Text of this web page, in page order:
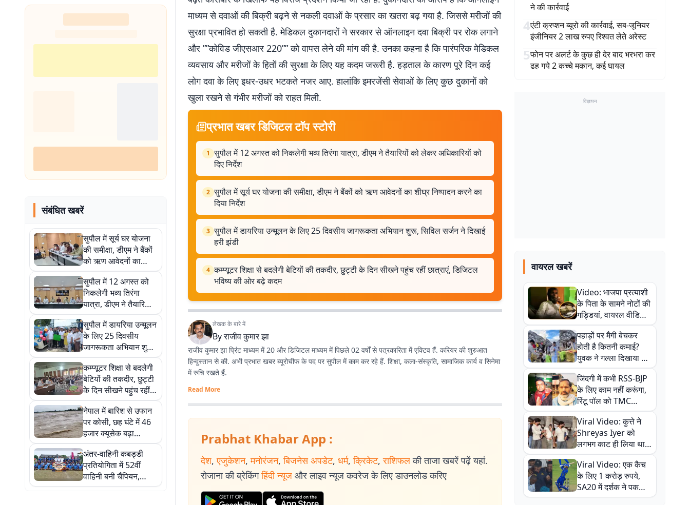
प्राण-प्रतिष्ठा महोत्सव
शुरू
संबंधित खबरें
सुपौल में सूर्य घर योजना
की समीक्षा, डीएम ने बैंकों
को ऋण आवेदनों का
शीघ्र निष्पादन करने का
दिया निर्देश
सुपौल में 12 अगस्त को
निकलेगी भव्य तिरंगा
यात्रा, डीएम ने तैयारियों
को लेकर अधिकारियों को
दिए निर्देश
सुपौल में डायरिया उन्मूलन
के लिए 25 दिवसीय
जागरूकता अभियान शुरू,
सिविल सर्जन ने दिखाई
हरी झंडी
कम्प्यूटर शिक्षा से बदलेगी
बेटियों की तकदीर, छुट्टी
के दिन सीखने पहुंच रहीं
छात्राएं, डिजिटल भविष्य
की ओर बढ़े कदम
नेपाल में बारिश से उफान
पर कोसी, छह घंटे में 46
हजार क्यूसेक बढ़ा
जलप्रवाह, संवेदनशील
स्पर पर बढ़ी चौकसी
अंतर-वाहिनी कबड्डी
प्रतियोगिता में 52वीं
वाहिनी बनी चैंपियन,
फाइनल में 45वीं वाहिनी
माध्यम से दवाओं की बिक्री बढ़ने से नकली दवाओं के प्रसार का खतरा बढ़ गया है. जिससे मरीजों की
सुरक्षा प्रभावित हो सकती है. मेडिकल दुकानदारों ने सरकार से ऑनलाइन दवा बिक्री पर रोक लगाने
और ””कोविड जीएसआर 220”” को वापस लेने की मांग की है. उनका कहना है कि पारंपरिक मेडिकल
व्यवसाय और मरीजों के हितों की सुरक्षा के लिए यह कदम जरूरी है. हड़ताल के कारण पूरे दिन कई
लोग दवा के लिए इधर-उधर भटकते नजर आए. हालांकि इमरजेंसी सेवाओं के लिए कुछ दुकानों को
खुला रखने से गंभीर मरीजों को राहत मिली.
प्रभात खबर डिजिटल टॉप स्टोरी
1 सुपौल में 12 अगस्त को निकलेगी भव्य तिरंगा यात्रा, डीएम ने तैयारियों को लेकर अधिकारियों को
दिए निर्देश
2 सुपौल में सूर्य घर योजना की समीक्षा, डीएम ने बैंकों को ऋण आवेदनों का शीघ्र निष्पादन करने का
दिया निर्देश
3 सुपौल में डायरिया उन्मूलन के लिए 25 दिवसीय जागरूकता अभियान शुरू, सिविल सर्जन ने दिखाई
हरी झंडी
4 कम्प्यूटर शिक्षा से बदलेगी बेटियों की तकदीर, छुट्टी के दिन सीखने पहुंच रहीं छात्राएं, डिजिटल
भविष्य की ओर बढ़े कदम
लेखक के बारे में
Byराजीव कुमार झा
राजीव कुमार झा प्रिंट माध्यम में 20 और डिजिटल माध्यम में पिछले 02 वर्षों से पत्रकारिता में एक्टिव हैं. करियर की शुरुआत
हिन्दुस्तान से की. अभी प्रभात खबर ब्यूरोचीफ के पद पर सुपौल में काम कर रहे हैं. शिक्षा, कला-संस्कृति, सामाजिक कार्य व सिनेमा
में रुचि रखते हैं.
Read More
Prabhat Khabar App :
देश, एजुकेशन, मनोरंजन, बिजनेस अपडेट, धर्म, क्रिकेट, राशिफल की ताजा खबरें पढ़ें यहां.
रोजाना की ब्रेकिंग हिंदी न्यूज और लाइव न्यूज कवरेज के लिए डाउनलोड करिए
ने की कार्रवाई
4एंटी क्रप्शन ब्यूरो की कार्रवाई, सब-जूनियर
इंजीनियर 2 लाख रुपए रिश्वत लेते अरेस्ट
5फोन पर अलर्ट के कुछ ही देर बाद भरभरा कर
ढह गये 2 कच्चे मकान, कई घायल
विज्ञापन
वायरल खबरें
Video: भाजपा प्रत्याशी
के पिता के सामने नोटों की
गड्डियां, वायरल वीडियो
से राजनीति में उबाल,
अजित महतो बोले- TMC
की गंदी चाल
पहाड़ों पर मैगी बेचकर
होती है कितनी कमाई?
युवक ने गल्ला दिखाया तो
नौकरी वालों के खड़े हो गए
कान
जिंदगी में कभी RSS-BJP
के लिए काम नहीं करूंगा,
रिंटू पॉल को TMC
ऑफिस में ले जाकर पीटा,
Video वायरल
Viral Video: कुत्ते ने
Shreyas Iyer को
लगभग काट ही लिया था,
न्यूजीलैंड सीरीज से पहले
बाल-बाल बचे
Viral Video: एक कैच
के लिए 1 करोड़ रुपये,
SA20 में दर्शक ने पकड़ा
एक हाथ से गजब का कैच